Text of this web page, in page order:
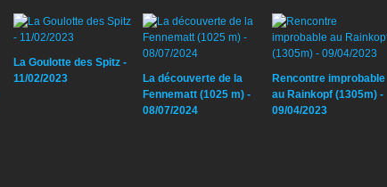
La Goulotte des Spitz -
11/02/2023
La découverte de la
Fennematt (1025 m) -
08/07/2024
Rencontre improbable
au Rainkopf (1305m) -
09/04/2023